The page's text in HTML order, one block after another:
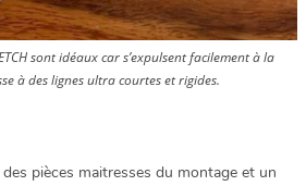
sont idéaux car s’expulsent facilement à la
à des lignes ultra courtes et rigides.
pièces maitresses du montage et un